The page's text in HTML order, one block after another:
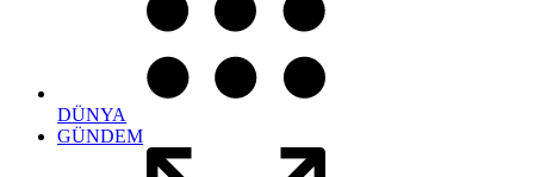
DÜNYA
GÜNDEM